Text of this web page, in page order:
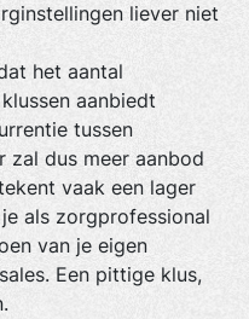
liever niet
het aantal
aanbiedt
tussen
zal dus meer aanbod
vaak een lager
als zorgprofessional
van je eigen
Een pittige klus,